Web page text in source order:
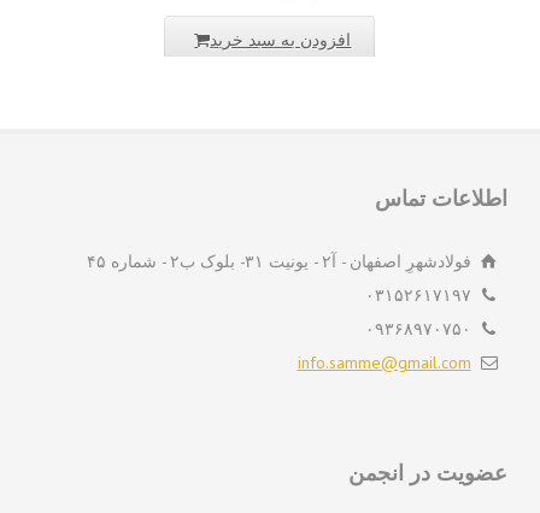
افزودن به سبد خرید
تماس
فولادشهرِ اصفهان - آ۲ - یونیت ۳۱- بلوک ب۲ - شماره ۴۵
۰۳۱۵۲۶۱۷۱۹۷
۰۹۳۶۸۹۷۰۷۵۰
info.samme@gmail.com
در انجمن